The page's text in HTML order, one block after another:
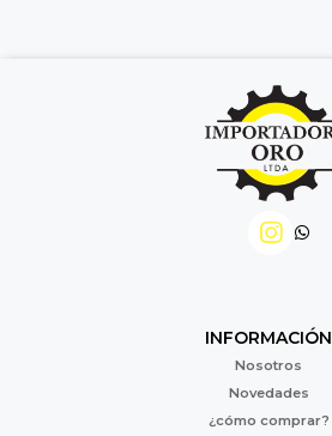
INFORMACIÓN
Nosotros
Novedades
¿cómo comprar?